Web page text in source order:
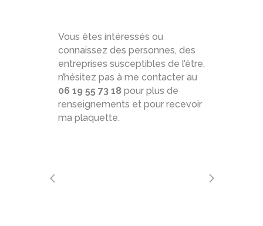
Vous êtes intéressés ou
connaissez des personnes, des
entreprises susceptibles de l’être,
n’hésitez pas à me contacter au
06 19 55 73 18 pour plus de
renseignements et pour recevoir
ma plaquette.